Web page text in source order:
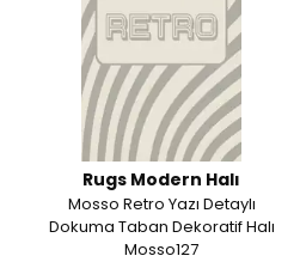
Rugs Modern Halı
Mosso Retro Yazı Detaylı
Dokuma Taban Dekoratif Halı
Mosso127